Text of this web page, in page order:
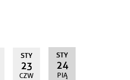
STY
23
CZW
STY
24
PIĄ